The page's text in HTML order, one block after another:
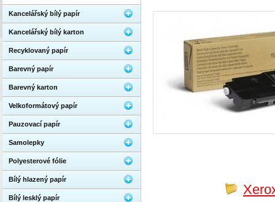
Kancelářský bílý papír
Kancelářský bílý karton
Recyklovaný papír
Barevný papír
Barevný karton
Velkoformátový papír
Pauzovací papír
Samolepky
Polyesterové fólie
Bílý hlazený papír
Bílý lesklý papír